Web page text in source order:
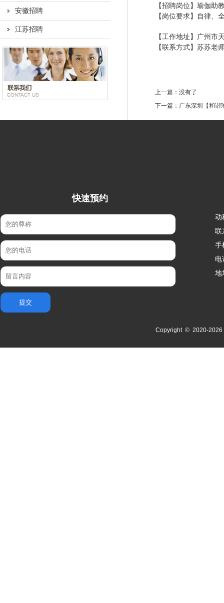
安徽招聘
江苏招聘
【招聘岗位】瑜伽助
【岗位要求】自律、
【工作地址】广州市
【联系方式】苏苏老
上一篇： 没有了
下一篇： 广东深圳【和谐
快速预约
动
联
手
电
地
Copyright © 2020-2026